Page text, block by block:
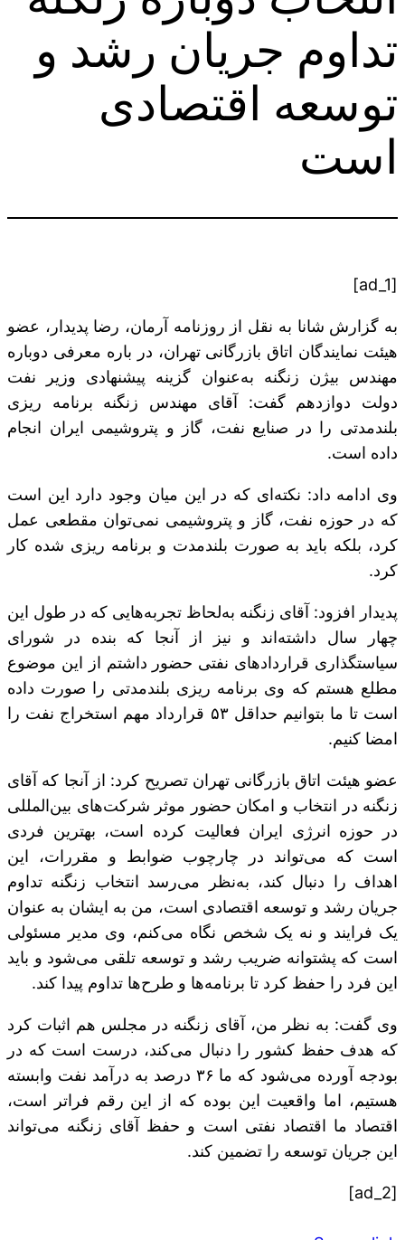
تداوم جریان رشد و
توسعه اقتصادی
است
[ad_1]
به گزارش شانا به نقل از روزنامه آرمان، رضا پدیدار،‌ عضو
هیئت نمایندگان اتاق بازرگانی تهران، در باره معرفی دوباره
مهندس بیژن زنگنه به‌‌عنوان گزینه پیشنهادی وزیر نفت
دولت دوازدهم گفت: آقای مهندس زنگنه برنامه ریزی
بلندمدتی را در صنایع نفت، گاز و پتروشیمی ایران انجام
داده است.
وی ادامه داد: نکته‌ای که در این میان وجود دارد این است
که در حوزه نفت، گاز و پتروشیمی نمی‌توان مقطعی عمل
کرد، بلکه باید به صورت بلندمدت و برنامه ریزی شده کار
کرد.
پدیدار افزود: آقای زنگنه به‌لحاظ تجربه‌هایی که در طول این
چهار سال داشته‌اند و نیز از آنجا که بنده در شورای
سیاستگذاری قرارداد‌های نفتی حضور داشتم از این موضوع
مطلع هستم که وی برنامه ریزی بلندمدتی را صورت داده‌
است تا ما بتوانیم حداقل ۵۳ قرارداد مهم استخراج نفت را
امضا کنیم.
عضو هیئت اتاق بازرگانی تهران تصریح کرد: از آنجا که آقای
زنگنه در انتخاب و امکان حضور موثر شرکت‌های بین‌المللی
در حوزه انرژی ایران فعالیت کرده است، بهترین فردی
است که می‌تواند در چارچوب ضوابط و مقررات، این
اهداف را دنبال کند، به‌نظر می‌رسد انتخاب زنگنه تداوم
جریان رشد و توسعه اقتصادی است، من به ایشان به‌ عنوان
یک فرایند و نه یک شخص نگاه می‌کنم، وی مدیر مسئولی
است که پشتوانه ضریب رشد و توسعه تلقی می‌شود و باید
این فرد را حفظ کرد تا برنامه‌ها و طرح‌ها تداوم پیدا کند.
وی گفت: به‌ نظر من،‌ آقای زنگنه در مجلس هم اثبات کرد
که هدف حفظ کشور را دنبال می‌کند، درست است که در
بودجه آورده می‌شود که ما ۳۶‌ درصد به درآمد نفت وابسته
هستیم، اما واقعیت این بوده که از این رقم فراتر است،
اقتصاد ما اقتصاد نفتی است و حفظ آقای زنگنه می‌تواند
این جریان توسعه را تضمین کند.
[ad_2]